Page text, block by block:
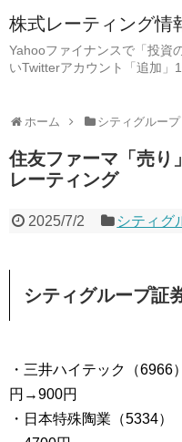
株式レーティング情
Yahooファイナンスで「投資
いTwitterアカウント「追加」
ホーム シティグループ
住友ファーマ「売り
レーティング
2025/7/2 シティグ
シティグループ証
・三井ハイテック（
円→900円
・日本特殊陶業（5334